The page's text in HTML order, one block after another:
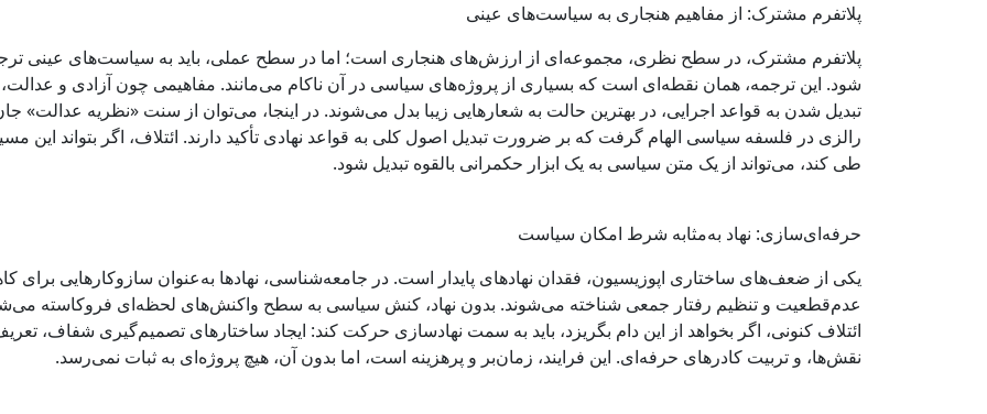
پلاتفرم مشترک: از مفاهیم هنجاری به سیاست‌های عینی
پلاتفرم مشترک، در سطح نظری، مجموعه‌ای از ارزش‌های هنجاری است؛ اما در سطح عملی، باید به سیاست‌های عینی
شود. این ترجمه، همان نقطه‌ای است که بسیاری از پروژه‌های سیاسی در آن ناکام می‌مانند. مفاهیمی چون آزادی و
تبدیل شدن به قواعد اجرایی، در بهترین حالت به شعارهایی زیبا بدل می‌شوند. در اینجا، می‌توان از سنت «نظریه عدالت»
رالزی در فلسفه سیاسی الهام گرفت که بر ضرورت تبدیل اصول کلی به قواعد نهادی تأکید دارند. ائتلاف، اگر بتواند این
طی کند، می‌تواند از یک متن سیاسی به یک ابزار حکمرانی بالقوه تبدیل شود.
حرفه‌ای‌سازی: نهاد به‌مثابه شرط امکان سیاست
یکی از ضعف‌های ساختاری اپوزیسیون، فقدان نهادهای پایدار است. در جامعه‌شناسی، نهادها به‌عنوان سازوکارهایی برای
عدم‌قطعیت و تنظیم رفتار جمعی شناخته می‌شوند. بدون نهاد، کنش سیاسی به سطح واکنش‌های لحظه‌ای فروکاسته
ائتلاف کنونی، اگر بخواهد از این دام بگریزد، باید به سمت نهادسازی حرکت کند: ایجاد ساختارهای تصمیم‌گیری شفاف،
نقش‌ها، و تربیت کادرهای حرفه‌ای. این فرایند، زمان‌بر و پرهزینه است، اما بدون آن، هیچ پروژه‌ای به ثبات نمی‌رسد.